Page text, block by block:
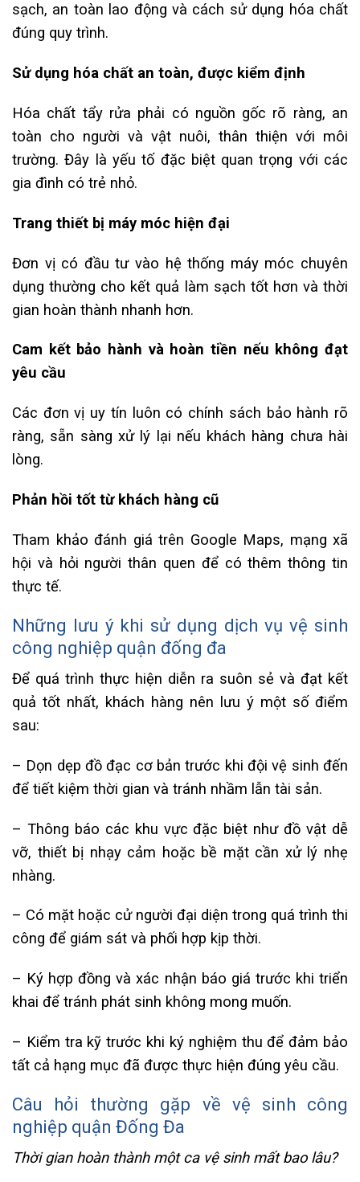
sạch, an toàn lao động và cách sử dụng hóa chất
đúng quy trình.
Sử dụng hóa chất an toàn, được kiểm định
Hóa chất tẩy rửa phải có nguồn gốc rõ ràng, an
toàn cho người và vật nuôi, thân thiện với môi
trường. Đây là yếu tố đặc biệt quan trọng với các
gia đình có trẻ nhỏ.
Trang thiết bị máy móc hiện đại
Đơn vị có đầu tư vào hệ thống máy móc chuyên
dụng thường cho kết quả làm sạch tốt hơn và thời
gian hoàn thành nhanh hơn.
Cam kết bảo hành và hoàn tiền nếu không đạt
yêu cầu
Các đơn vị uy tín luôn có chính sách bảo hành rõ
ràng, sẵn sàng xử lý lại nếu khách hàng chưa hài
lòng.
Phản hồi tốt từ khách hàng cũ
Tham khảo đánh giá trên Google Maps, mạng xã
hội và hỏi người thân quen để có thêm thông tin
thực tế.
Những lưu ý khi sử dụng dịch vụ vệ sinh
công nghiệp quận đống đa
Để quá trình thực hiện diễn ra suôn sẻ và đạt kết
quả tốt nhất, khách hàng nên lưu ý một số điểm
sau:
– Dọn dẹp đồ đạc cơ bản trước khi đội vệ sinh đến
để tiết kiệm thời gian và tránh nhầm lẫn tài sản.
– Thông báo các khu vực đặc biệt như đồ vật dễ
vỡ, thiết bị nhạy cảm hoặc bề mặt cần xử lý nhẹ
nhàng.
– Có mặt hoặc cử người đại diện trong quá trình thi
công để giám sát và phối hợp kịp thời.
– Ký hợp đồng và xác nhận báo giá trước khi triển
khai để tránh phát sinh không mong muốn.
– Kiểm tra kỹ trước khi ký nghiệm thu để đảm bảo
tất cả hạng mục đã được thực hiện đúng yêu cầu.
Câu hỏi thường gặp về vệ sinh công
nghiệp quận Đống Đa
Thời gian hoàn thành một ca vệ sinh mất bao lâu?